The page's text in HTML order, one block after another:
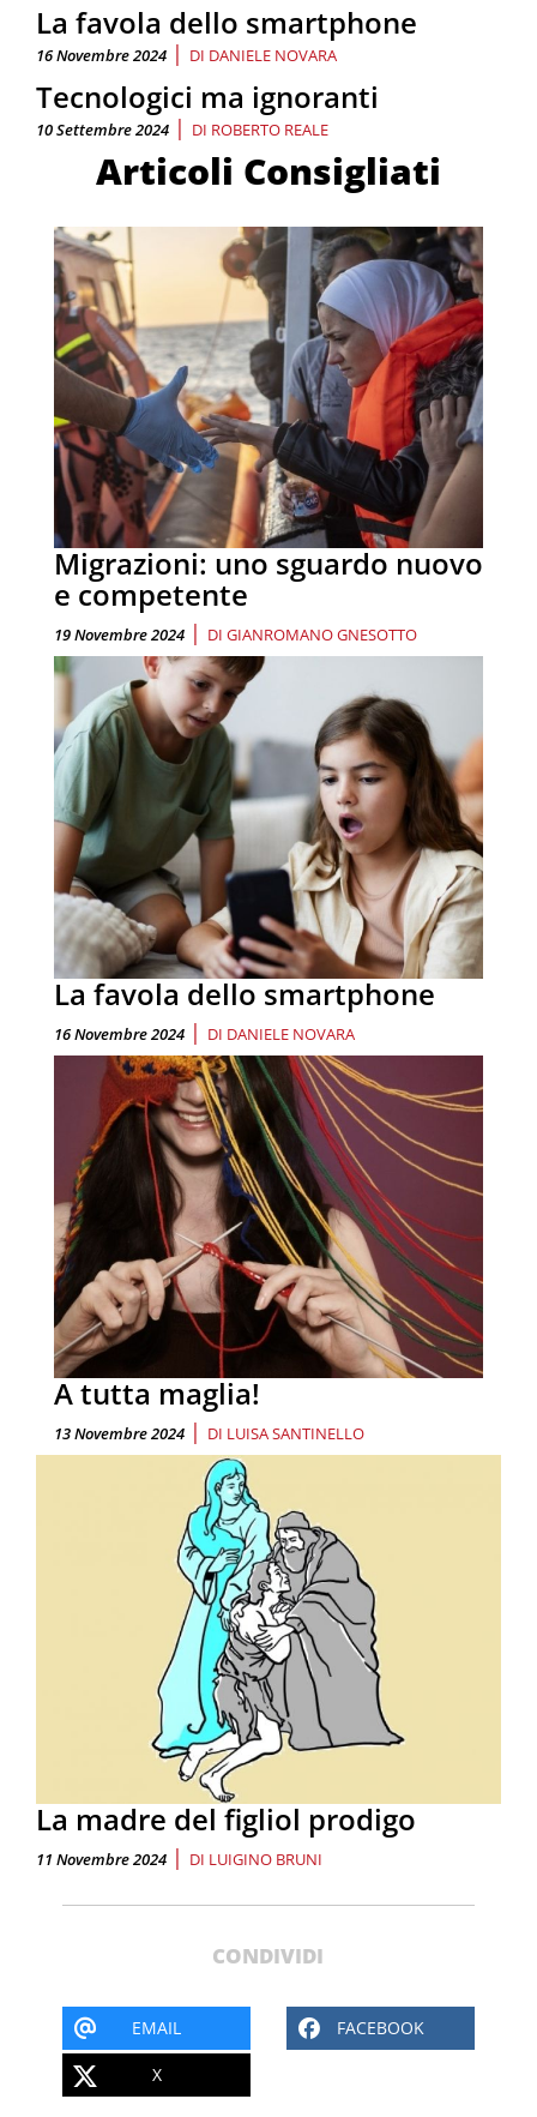
La favola dello smartphone
16 Novembre 2024 | DI DANIELE NOVARA
Tecnologici ma ignoranti
10 Settembre 2024 | DI ROBERTO REALE
Articoli Consigliati
Migrazioni: uno sguardo nuovo
e competente
19 Novembre 2024 | DI GIANROMANO GNESOTTO
La favola dello smartphone
16 Novembre 2024 | DI DANIELE NOVARA
A tutta maglia!
13 Novembre 2024 | DI LUISA SANTINELLO
La madre del figliol prodigo
11 Novembre 2024 | DI LUIGINO BRUNI
CONDIVIDI
EMAIL FACEBOOK
X